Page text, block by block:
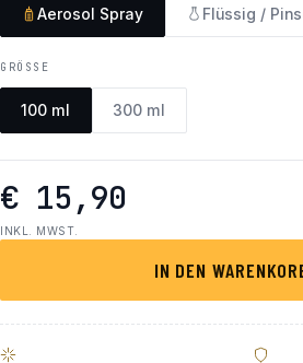
Aerosol Spray Flüssig /
GRÖSSE
100 ml 300 ml
€ 15,90
INKL. MWST.
IN DEN